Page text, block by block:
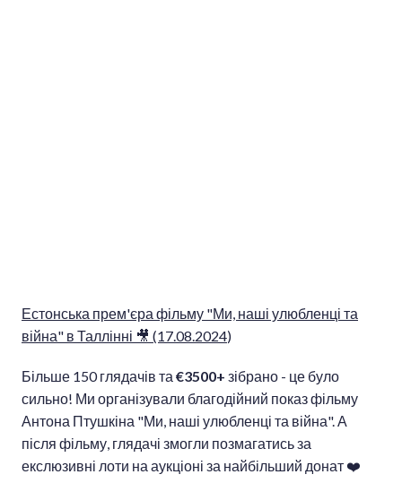
Естонська прем'єра фільму "Ми, наші улюбленці та
війна" в Таллінні 🎥 (17.08.2024)
Більше 150 глядачів та €3500+ зібрано - це було
сильно! Ми організували благодійний показ фільму
Антона Птушкіна "Ми, наші улюбленці та війна". А
після фільму, глядачі змогли позмагатись за
екслюзивні лоти на аукціоні за найбільший донат ❤️